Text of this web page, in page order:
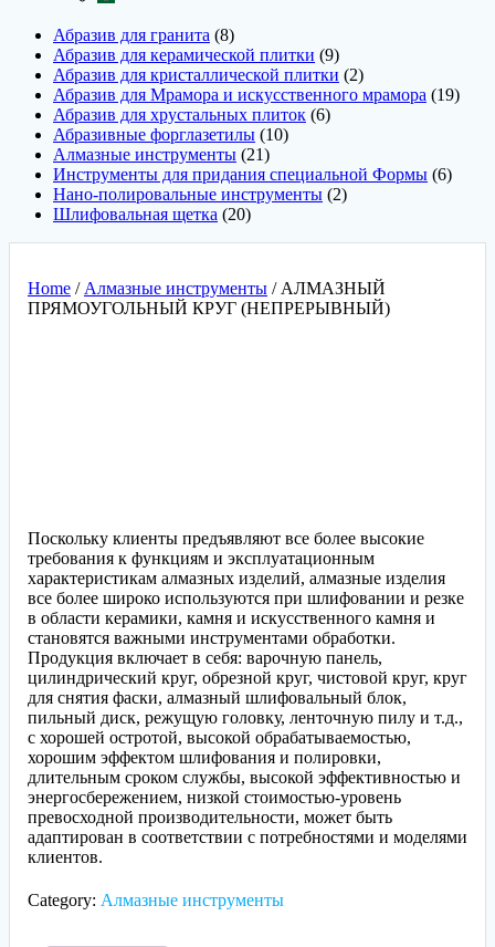
Абразив для гранита 8
Абразив для керамической плитки 9
Абразив для кристаллической плитки
2
Абразив для Мрамора и искусственного мрамора
19
Абразив для хрустальных плиток 6
Абразивные форглазетилы 10
Алмазные инструменты 21
Инструменты для придания специальной Формы 6
Нано-полировальные инструменты 2
Шлифовальная щетка
20
Home / Алмазные инструменты / АЛМАЗНЫЙ
ПРЯМОУГОЛЬНЫЙ КРУГ (НЕПРЕРЫВНЫЙ)
Поскольку клиенты предъявляют все более высокие
требования к функциям и эксплуатационным
характеристикам алмазных изделий, алмазные изделия
все более широко используются при шлифовании и резке
в области керамики, камня и искусственного камня и
становятся важными инструментами обработки.
Продукция включает в себя: варочную панель,
цилиндрический круг, обрезной круг, чистовой круг, круг
для снятия фаски, алмазный шлифовальный блок,
пильный диск, режущую головку, ленточную пилу и т.д.,
с хорошей остротой, высокой обрабатываемостью,
хорошим эффектом шлифования и полировки,
длительным сроком службы, высокой эффективностью и
энергосбережением, низкой стоимостью-уровень
превосходной производительности, может быть
адаптирован в соответствии с потребностями и моделями
клиентов.
Category: Алмазные инструменты